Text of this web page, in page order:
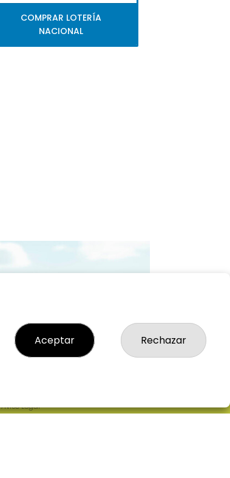
COMPRAR LOTERÍA
NACIONAL
Aviso Legal
Aceptar Rechazar